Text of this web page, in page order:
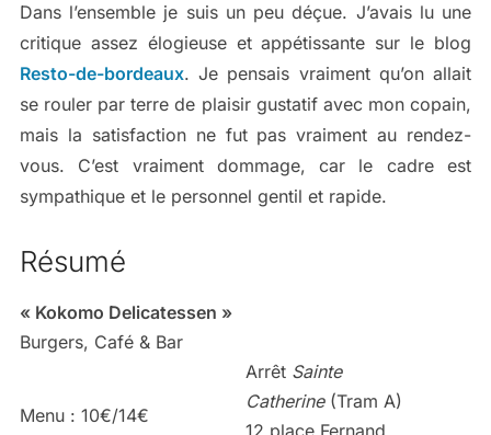
Dans l’ensemble je suis un peu déçue. J’avais lu une
critique assez élogieuse et appétissante sur le blog
Resto-de-bordeaux. Je pensais vraiment qu’on allait
se rouler par terre de plaisir gustatif avec mon copain,
mais la satisfaction ne fut pas vraiment au rendez-
vous. C’est vraiment dommage, car le cadre est
sympathique et le personnel gentil et rapide.
Résumé
« Kokomo Delicatessen »
Burgers, Café & Bar
Menu : 10€/14€
ArrêtSainte
Catherine(Tram A)